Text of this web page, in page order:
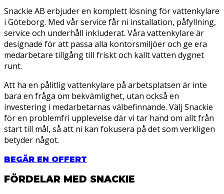
Snackie AB erbjuder en komplett lösning för vattenkylare
i Göteborg. Med vår service får ni installation, påfyllning,
service och underhåll inkluderat. Våra vattenkylare är
designade för att passa alla kontorsmiljöer och ge era
medarbetare tillgång till friskt och kallt vatten dygnet
runt.
Att ha en pålitlig vattenkylare på arbetsplatsen är inte
bara en fråga om bekvämlighet, utan också en
investering i medarbetarnas välbefinnande. Välj Snackie
för en problemfri upplevelse där vi tar hand om allt från
start till mål, så att ni kan fokusera på det som verkligen
betyder något.
BEGÄR EN OFFERT
FÖRDELAR MED SNACKIE